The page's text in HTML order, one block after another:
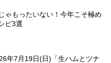
ゃもったいない！今年こそ極め
ピ3選
年7月19日(日)「生ハムとツナ